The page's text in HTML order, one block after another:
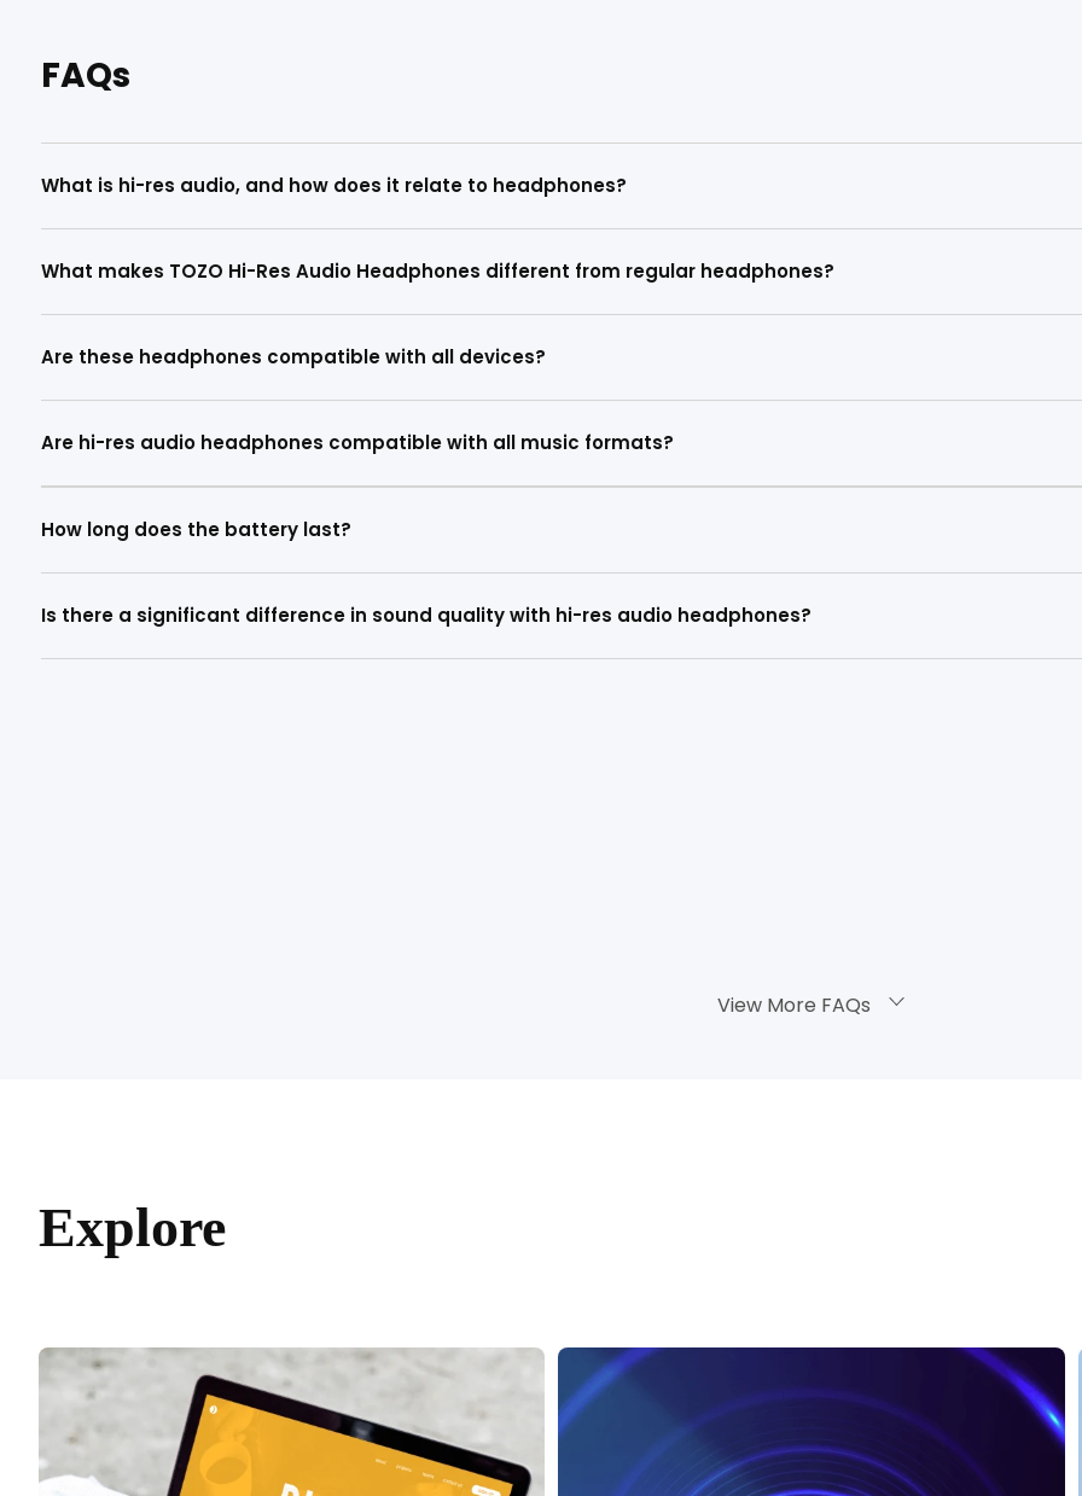
FAQs
What is hi-res audio, and how does it relate to headphones?
What makes TOZO Hi-Res Audio Headphones different from regular headphones?
Are these headphones compatible with all devices?
Are hi-res audio headphones compatible with all music formats?
How long does the battery last?
Is there a significant difference in sound quality with hi-res audio headphones?
View More FAQs
Explore